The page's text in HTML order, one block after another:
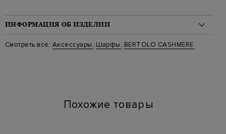
ИНФОРМАЦИЯ ОБ ИЗДЕЛИИ
Материал: кашемир 100%
Стиль: Шарфы, Однотонный
Смотреть все: Аксессуары, Шарфы, BERTOLO CASHMERE
Похожие товары